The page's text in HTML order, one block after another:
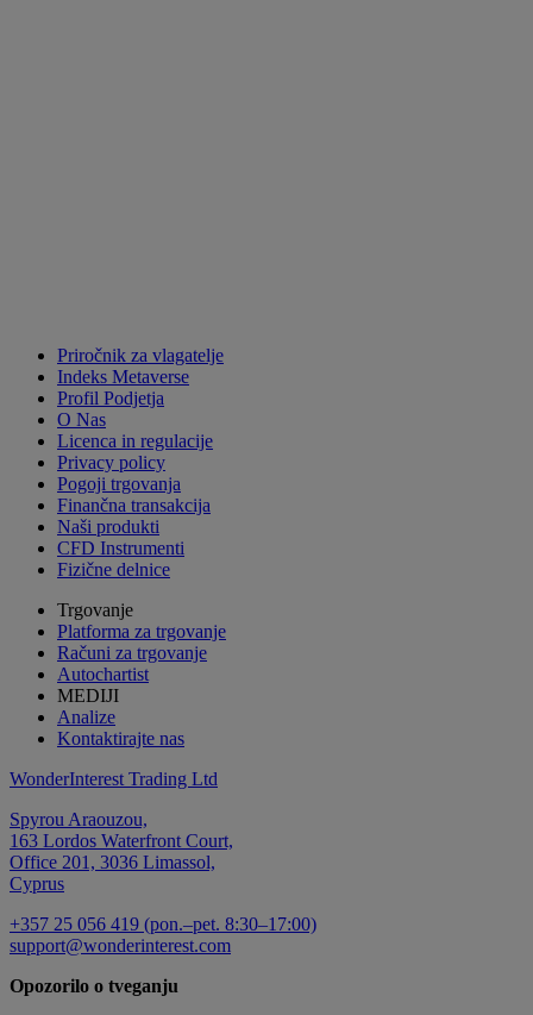
Priročnik za vlagatelje
Indeks Metaverse
Profil Podjetja
O Nas
Licenca in regulacije
Privacy policy
Pogoji trgovanja
Finančna transakcija
Naši produkti
CFD Instrumenti
Fizične delnice
Trgovanje
Platforma za trgovanje
Računi za trgovanje
Autochartist
MEDIJI
Analize
Kontaktirajte nas
WonderInterest Trading Ltd
Spyrou Araouzou,
163 Lordos Waterfront Court,
Office 201, 3036 Limassol,
Cyprus
+357 25 056 419 (pon.–pet. 8:30–17:00)
support@wonderinterest.com
Opozorilo o tveganju